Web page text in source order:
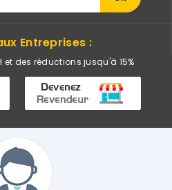
Entreprises :
et des réductions jusqu'à 15%